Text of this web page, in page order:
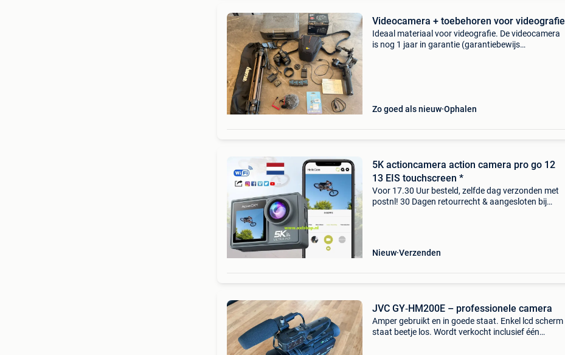
Videocamera + toebehoren voor videografie
Ideaal materiaal voor videografie. De videocamera
is nog 1 jaar in garantie (garantiebewijs
Zo goed als nieuw Ophalen
5K actioncamera action camera pro go 12
13 EIS touchscreen *
Voor 17.30 Uur besteld, zelfde dag verzonden met
postnl! 30 Dagen retourrecht & aangesloten bij
Nieuw Verzenden
JVC GY‑HM200E – professionele camera
Amper gebruikt en in goede staat. Enkel lcd scherm
staat beetje los. Wordt verkocht inclusief één